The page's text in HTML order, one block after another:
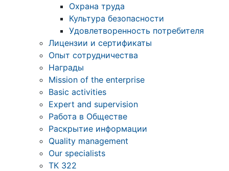
Охрана труда
Культура безопасности
Удовлетворенность потребителя
Лицензии и сертификаты
Опыт сотрудничества
Награды
Mission of the enterprise
Basic activities
Expert and supervision
Работа в Обществе
Раскрытие информации
Quality management
Our specialists
ТК 322